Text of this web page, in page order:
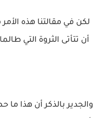
لكن في مقالتنا هذه
أن تتأتى الثروة التي
والجدير بالذكر أن هذا